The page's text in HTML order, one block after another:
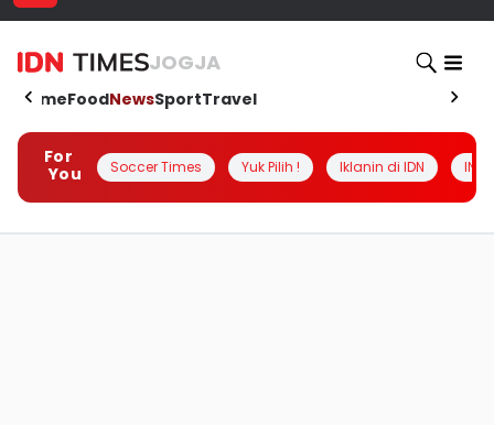
JOGJA
HomeFoodNewsSportTravel
For
You
Soccer Times Yuk Pilih ! Iklanin di IDN